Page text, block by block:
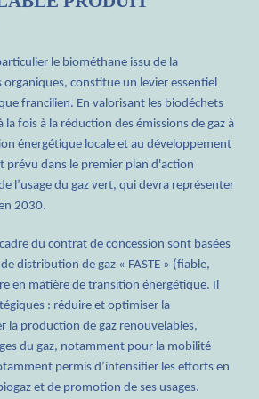
le biométhane issu de la
constitue un levier essentiel
francilien. En valorisant les biodéchets
fois à la réduction des émissions de gaz à
énergétique locale et au développement
prévu dans le premier plan d'action
l’usage du gaz vert, qui devra représenter
2030.
du contrat de concession sont basées
distribution de gaz « FASTE » (fiable,
en matière de transition énergétique. Il
: réduire et optimiser la
la production de gaz renouvelables,
du gaz, notamment pour la mobilité
permis d’intensifier les efforts en
et de promotion de ses usages.
innovantes, le Sigeif s’investit
biométhane de deuxième génération,
et la gazéification hydrothermale.
« Cercle francilien des nouveaux gaz
NaTran, ce consortium, constitué d’une
francilien, vise à lever les obstacles
pour promouvoir et développer des
innovantes peuvent contribuer à
renouvelable en valorisant d’autres
à la filière hydrogène, notamment pour la
locale de distribution d’hydrogène.
en février 2025, à l’unanimité, le
financière à un fonds d'investissement
des solutions liées à la décarbonation
notamment dans les gaz renouvelables.
à profit pour travailler avec GRDF et
Île-de-France Décarbonation. Les
à des sociétés matures proposant une
permettre une nouvelle phase de leur